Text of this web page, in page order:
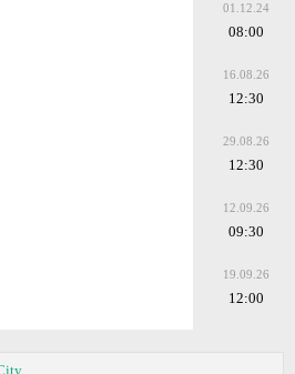
01.12.24
08:00
16.08.26
12:30
29.08.26
12:30
12.09.26
09:30
19.09.26
12:00